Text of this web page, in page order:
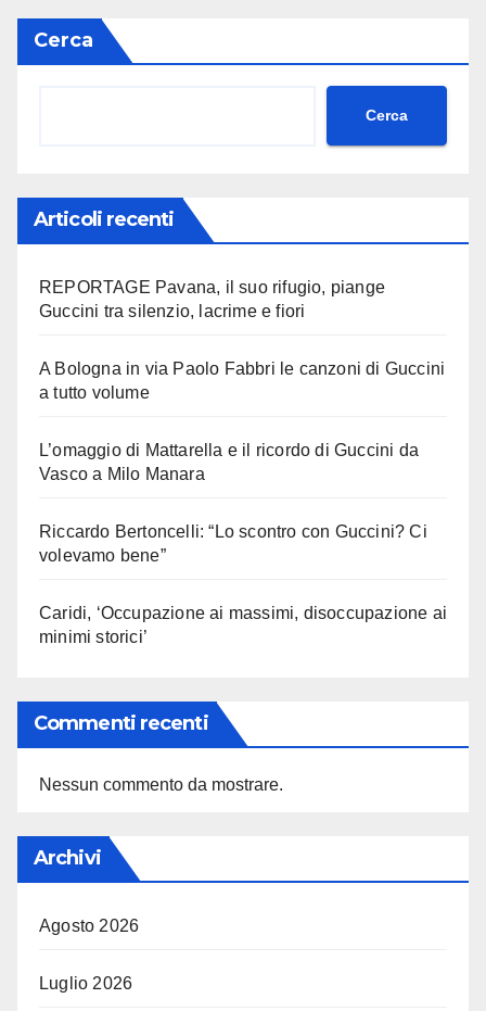
Cerca
Cerca
Articoli recenti
REPORTAGE Pavana, il suo rifugio, piange
Guccini tra silenzio, lacrime e fiori
A Bologna in via Paolo Fabbri le canzoni di Guccini
a tutto volume
L’omaggio di Mattarella e il ricordo di Guccini da
Vasco a Milo Manara
Riccardo Bertoncelli: “Lo scontro con Guccini? Ci
volevamo bene”
Caridi, ‘Occupazione ai massimi, disoccupazione ai
minimi storici’
Commenti recenti
Nessun commento da mostrare.
Archivi
Agosto 2026
Luglio 2026